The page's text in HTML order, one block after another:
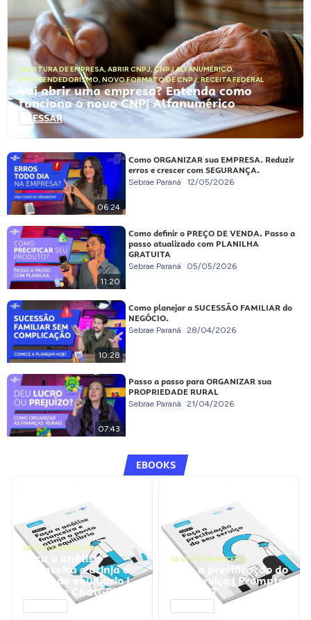
ABERTURA DE EMPRESA, ABRIR CNPJ,CNPJ ALFANUMÉRICO,
EMPREENDEDORISMO, NOVO FORMATO DE CNPJ,RECEITA FEDERAL
Vai abrir uma empresa? Entenda como
funciona o novo CNPJ Alfanumérico
ACESSAR
06:24
Como ORGANIZAR sua EMPRESA. Reduzir
erros e crescer com SEGURANÇA.
Sebrae Paraná 12/05/2026
11:20
Como definir o PREÇO DE VENDA. Passo a
passo atualizado com PLANILHA
GRATUITA
Sebrae Paraná 05/05/2026
10:28
Como planejar a SUCESSÃO FAMILIAR do
NEGÓCIO.
Sebrae Paraná 28/04/2026
07:43
Passo a passo para ORGANIZAR sua
PROPRIEDADE RURAL
Sebrae Paraná 21/04/2026
EBOOKS
GESTÃO FINANCEIRA
Faça a análise
financeira e atinja o
ponto de equilíbrio |
Prompts ChatGPT
GESTÃO FINANCEIRA
Faça a precificação do
seu serviço | Prompts
ChatGPT